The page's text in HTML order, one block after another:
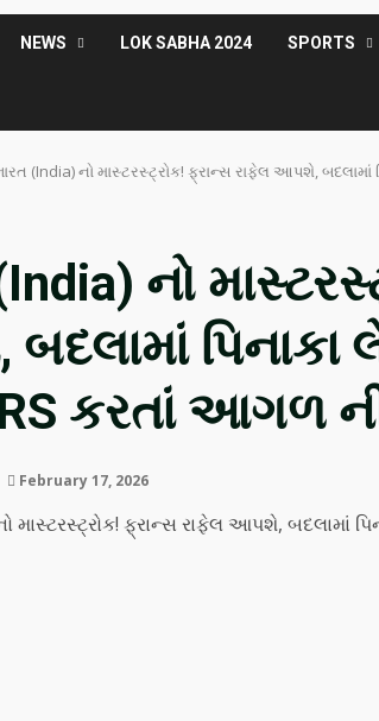
NEWS LOK SABHA 2024 SPORTS
(India) નો માસ્ટરસ્ટ્રોક! ફ્રાન્સ રાફેલ આપશે,
નો
પિનાકા
કરતાં આગળ
February 17, 2026